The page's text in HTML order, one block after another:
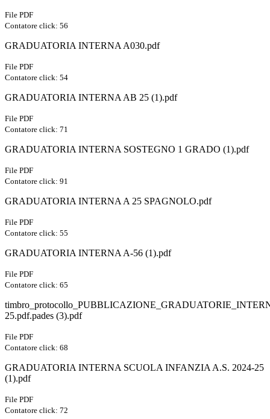
File PDF
Contatore click: 56
GRADUATORIA INTERNA A030.pdf
File PDF
Contatore click: 54
GRADUATORIA INTERNA AB 25 (1).pdf
File PDF
Contatore click: 71
GRADUATORIA INTERNA SOSTEGNO 1 GRADO (1).pdf
File PDF
Contatore click: 91
GRADUATORIA INTERNA A 25 SPAGNOLO.pdf
File PDF
Contatore click: 55
GRADUATORIA INTERNA A-56 (1).pdf
File PDF
Contatore click: 65
25.pdf.pades (3).pdf
File PDF
Contatore click: 68
GRADUATORIA INTERNA SCUOLA INFANZIA A.S. 2024-25
(1).pdf
File PDF
Contatore click: 72